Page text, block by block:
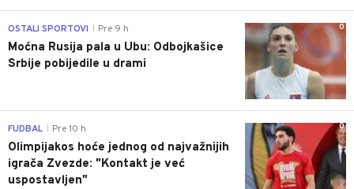
0
OSTALI SPORTOVI Pre 9 h
Moćna Rusija pala u Ubu: Odbojkašice
Srbije pobijedile u drami
0
FUDBAL Pre 10 h
Olimpijakos hoće jednog od najvažnijih
igrača Zvezde: "Kontakt je već
uspostavljen"